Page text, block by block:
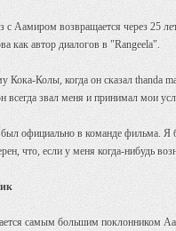
Аамиром возвращается через 25
как автор диалогов в "Rangeela".
Кока-Колы, когда он сказал thanda
звал меня и принимал мои
официально в команде фильма. Я
что, если у меня когда-нибудь
самым большим поклонником